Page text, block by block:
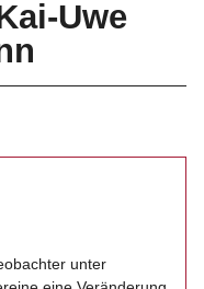
Uwe
unter